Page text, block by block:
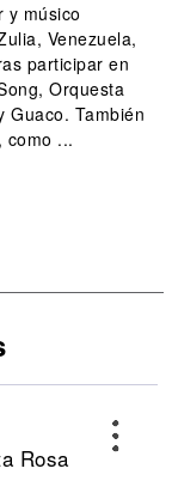
y músico
Venezuela,
participar en
Orquesta
Guaco. También
como ...
Rosa